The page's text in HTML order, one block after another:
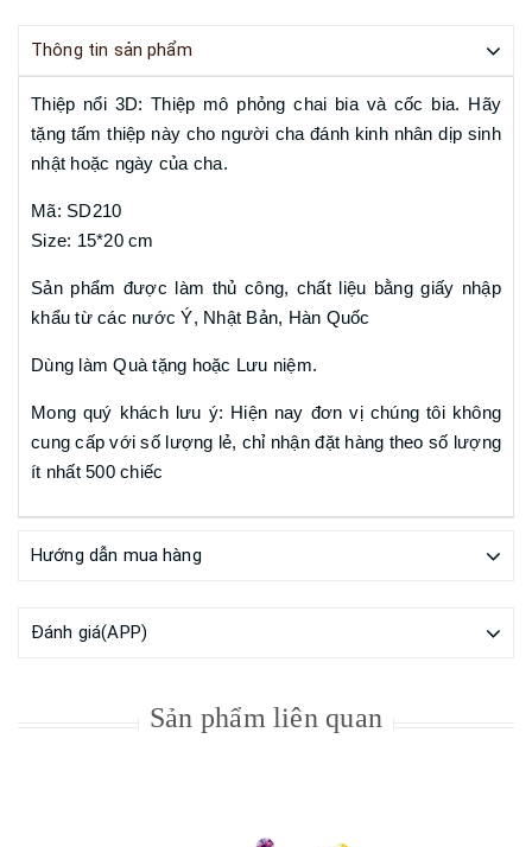
Thông tin sản phẩm
Thiệp nổi 3D: Thiệp mô phỏng chai bia và cốc bia. Hãy
tặng tấm thiệp này cho người cha đánh kinh nhân dịp sinh
nhật hoặc ngày của cha.
Mã: SD210
Size: 15*20 cm
Sản phẩm được làm thủ công, chất liệu bằng giấy nhập
khẩu từ các nước Ý, Nhật Bản, Hàn Quốc
Dùng làm Quà tặng hoặc Lưu niệm.
Mong quý khách lưu ý: Hiện nay đơn vị chúng tôi không
cung cấp với số lượng lẻ, chỉ nhận đặt hàng theo số lượng
ít nhất 500 chiếc
Hướng dẫn mua hàng
Đánh giá(APP)
Sản phẩm liên quan